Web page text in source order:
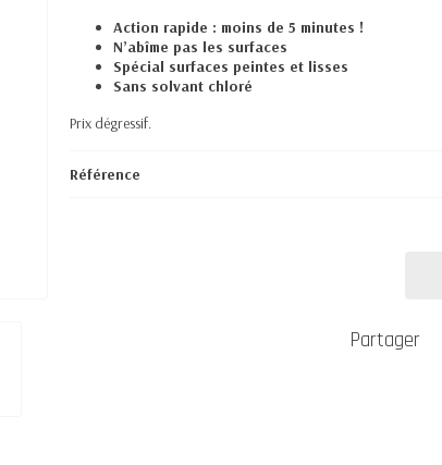
Action rapide : moins de 5 minutes !
N’abîme pas les surfaces
Spécial surfaces peintes et lisses
Sans solvant chloré
Prix dégressif.
Référence
Partager